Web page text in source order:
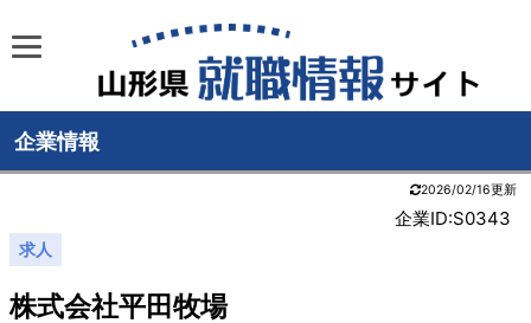
企業情報
2026/02/16更新
企業ID:S0343
求人
株式会社平田牧場